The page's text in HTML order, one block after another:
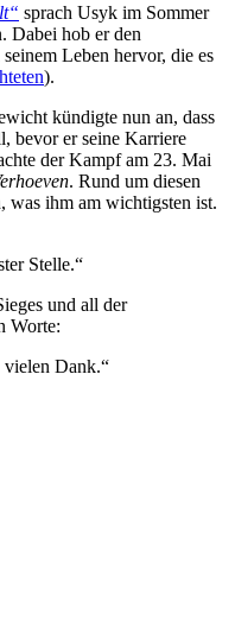
sprach Usyk im Sommer
Dabei hob er den
Leben hervor, die es
).
kündigte nun an, dass
bevor er seine Karriere
der Kampf am 23. Mai
. Rund um diesen
was ihm am wichtigsten ist.
Stelle.“
und all der
Worte:
Dank.“